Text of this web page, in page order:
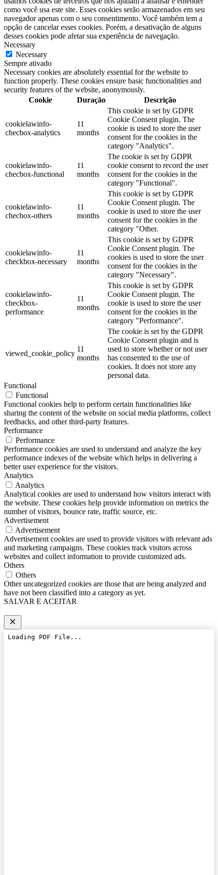
como você usa este site. Esses cookies serão armazenados em seu
navegador apenas com o seu consentimento. Você também tem a
opção de cancelar esses cookies. Porém, a desativação de alguns
desses cookies pode afetar sua experiência de navegação.
Necessary
Necessary
Sempre ativado
Necessary cookies are absolutely essential for the website to
function properly. These cookies ensure basic functionalities and
security features of the website, anonymously.
Cookie
Duração Descrição
cookielawinfo-
checbox-analytics
11
months
This cookie is set by GDPR
Cookie Consent plugin. The
cookie is used to store the user
consent for the cookies in the
category "Analytics".
cookielawinfo-
checbox-functional
11
months
The cookie is set by GDPR
cookie consent to record the user
consent for the cookies in the
category "Functional".
cookielawinfo-
checbox-others
11
months
This cookie is set by GDPR
Cookie Consent plugin. The
cookie is used to store the user
consent for the cookies in the
category "Other.
cookielawinfo-
checkbox-necessary
11
months
This cookie is set by GDPR
Cookie Consent plugin. The
cookies is used to store the user
consent for the cookies in the
category "Necessary".
cookielawinfo-
checkbox-
performance
11
months
This cookie is set by GDPR
Cookie Consent plugin. The
cookie is used to store the user
consent for the cookies in the
category "Performance".
viewed_cookie_policy
11
months
The cookie is set by the GDPR
Cookie Consent plugin and is
used to store whether or not user
has consented to the use of
cookies. It does not store any
personal data.
Functional
Functional
Functional cookies help to perform certain functionalities like
sharing the content of the website on social media platforms, collect
feedbacks, and other third-party features.
Performance
Performance
Performance cookies are used to understand and analyze the key
performance indexes of the website which helps in delivering a
better user experience for the visitors.
Analytics
Analytics
Analytical cookies are used to understand how visitors interact with
the website. These cookies help provide information on metrics the
number of visitors, bounce rate, traffic source, etc.
Advertisement
Advertisement
Advertisement cookies are used to provide visitors with relevant ads
and marketing campaigns. These cookies track visitors across
websites and collect information to provide customized ads.
Others
Others
Other uncategorized cookies are those that are being analyzed and
have not been classified into a category as yet.
SALVAR E ACEITAR